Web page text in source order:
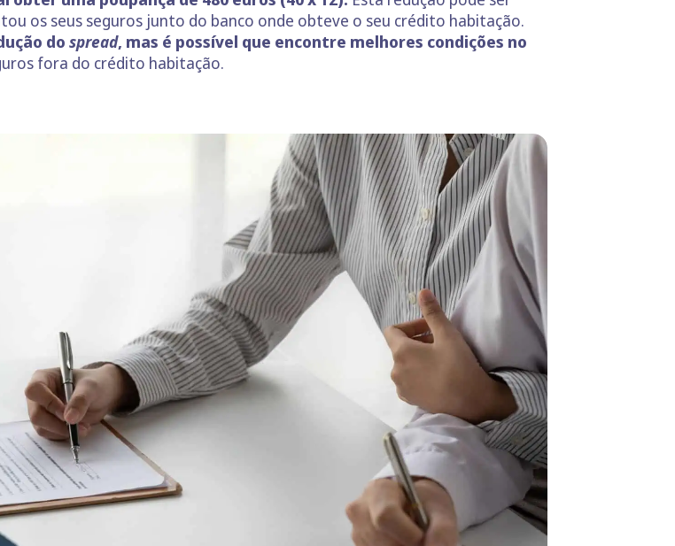
os seus seguros junto do banco onde obteve o seu crédito habitação.
do spread, mas é possível que encontre melhores condições no
fora do crédito habitação.